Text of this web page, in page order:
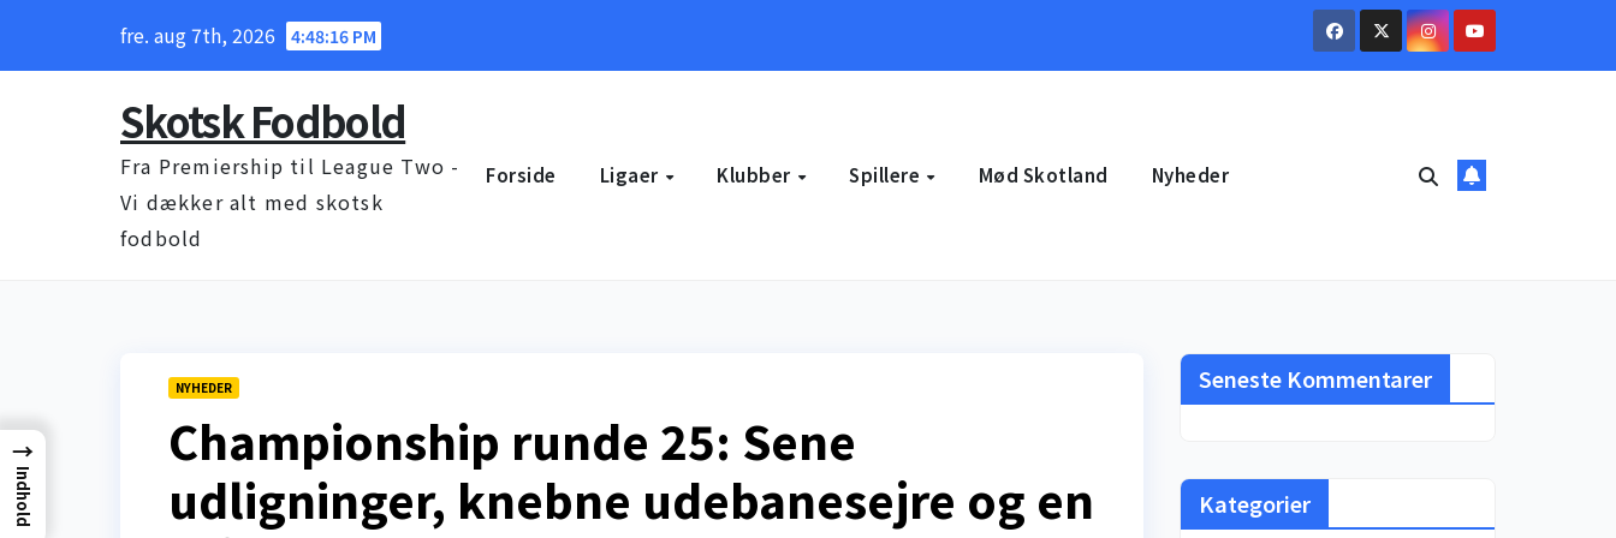
fre. aug 7th, 2026 4:48:17 PM
Skotsk Fodbold
Fra Premiership til League Two -
Vi dækker alt med skotsk
fodbold
Forside Ligaer Klubber Spillere Mød Skotland Nyheder
NYHEDER
Championship runde 25: Sene
udligninger, knebne udebanesejre og en
Seneste Kommentarer
Kategorier
→
Indhold